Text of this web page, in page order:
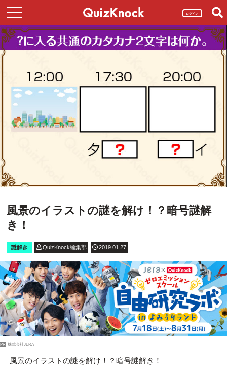
ログイン
風景のイラストの謎を解け！？暗号謎解
き！
謎解き QuizKnock編集部 2019.01.27
PR 株式会社JERA
風景のイラストの謎を解け！？暗号謎解き！